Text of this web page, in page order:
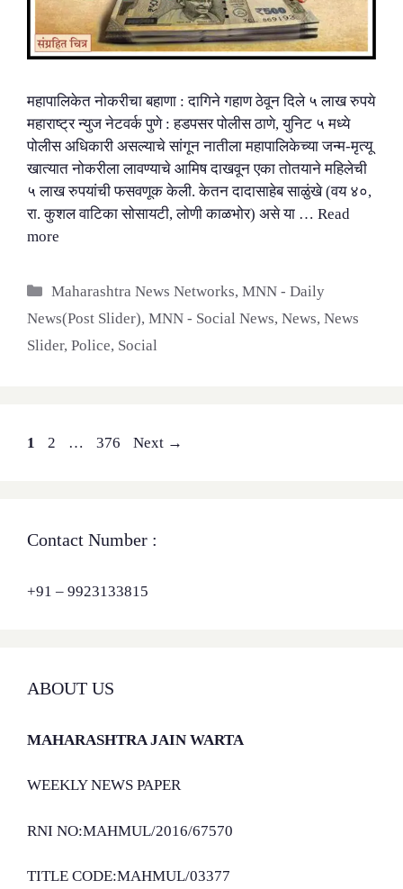
महापालिकेत नोकरीचा बहाणा : दागिने गहाण ठेवून दिले ५ लाख रुपये
महाराष्ट्र न्युज नेटवर्क पुणे : हडपसर पोलीस ठाणे, युनिट ५ मध्ये
पोलीस अधिकारी असल्याचे सांगून नातीला महापालिकेच्या जन्म-मृत्यू
खात्यात नोकरीला लावण्याचे आमिष दाखवून एका तोतयाने महिलेची
५ लाख रुपयांची फसवणूक केली. केतन दादासाहेब साळुंखे (वय ४०,
रा. कुशल वाटिका सोसायटी, लोणी काळभोर) असे या … Read
more
Categories
Maharashtra News Networks,MNN - Daily
News(Post Slider), MNN - Social News, News, News
Slider, Police, Social
Page
1 Page
2 … Page
376 Next →
Contact Number :
+91 – 9923133815
ABOUT US
MAHARASHTRA JAIN WARTA
WEEKLY NEWS PAPER
RNI NO:MAHMUL/2016/67570
TITLE CODE:MAHMUL/03377